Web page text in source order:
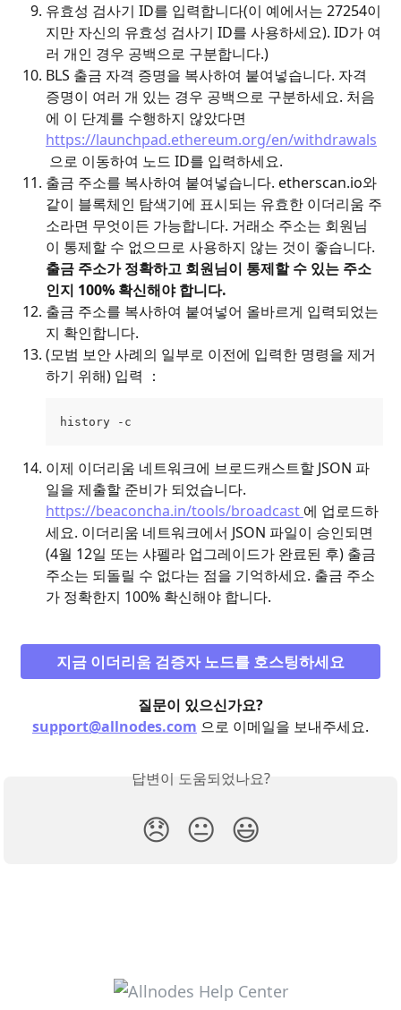
유효성 검사기 ID를 입력합니다(이 예에서는 27254이
지만 자신의 유효성 검사기 ID를 사용하세요). ID가 여
러 개인 경우 공백으로 구분합니다.)
BLS 출금 자격 증명을 복사하여 붙여넣습니다. 자격
증명이 여러 개 있는 경우 공백으로 구분하세요. 처음
에 이 단계를 수행하지 않았다면
https://launchpad.ethereum.org/en/withdrawals
으로 이동하여 노드 ID를 입력하세요.
출금 주소를 복사하여 붙여넣습니다. etherscan.io와
같이 블록체인 탐색기에 표시되는 유효한 이더리움 주
소라면 무엇이든 가능합니다. 거래소 주소는 회원님
이 통제할 수 없으므로 사용하지 않는 것이 좋습니다.
출금 주소가 정확하고 회원님이 통제할 수 있는 주소
인지 100% 확신해야 합니다.
출금 주소를 복사하여 붙여넣어 올바르게 입력되었는
지 확인합니다.
(모범 보안 사례의 일부로 이전에 입력한 명령을 제거
하기 위해) 입력 ：
history -c
이제 이더리움 네트워크에 브로드캐스트할 JSON 파
일을 제출할 준비가 되었습니다.
https://beaconcha.in/tools/broadcast 에 업로드하
세요. 이더리움 네트워크에서 JSON 파일이 승인되면
(4월 12일 또는 샤펠라 업그레이드가 완료된 후) 출금
주소는 되돌릴 수 없다는 점을 기억하세요. 출금 주소
가 정확한지 100% 확신해야 합니다.
지금 이더리움 검증자 노드를 호스팅하세요
질문이 있으신가요?
support@allnodes.com 으로 이메일을 보내주세요.
답변이 도움되었나요?
😞 😐 😃